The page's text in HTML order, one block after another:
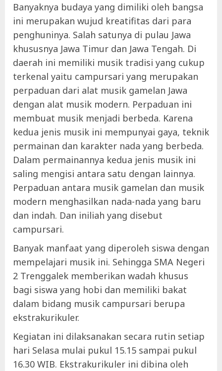
Banyaknya budaya yang dimiliki oleh bangsa
ini merupakan wujud kreatifitas dari para
penghuninya. Salah satunya di pulau Jawa
khususnya Jawa Timur dan Jawa Tengah. Di
daerah ini memiliki musik tradisi yang cukup
terkenal yaitu campursari yang merupakan
perpaduan dari alat musik gamelan Jawa
dengan alat musik modern. Perpaduan ini
membuat musik menjadi berbeda. Karena
kedua jenis musik ini mempunyai gaya, teknik
permainan dan karakter nada yang berbeda.
Dalam permainannya kedua jenis musik ini
saling mengisi antara satu dengan lainnya.
Perpaduan antara musik gamelan dan musik
modern menghasilkan nada-nada yang baru
dan indah. Dan iniliah yang disebut
campursari.
Banyak manfaat yang diperoleh siswa dengan
mempelajari musik ini. Sehingga SMA Negeri
2 Trenggalek memberikan wadah khusus
bagi siswa yang hobi dan memiliki bakat
dalam bidang musik campursari berupa
ekstrakurikuler.
Kegiatan ini dilaksanakan secara rutin setiap
hari Selasa mulai pukul 15.15 sampai pukul
16.30 WIB. Ekstrakurikuler ini dibina oleh